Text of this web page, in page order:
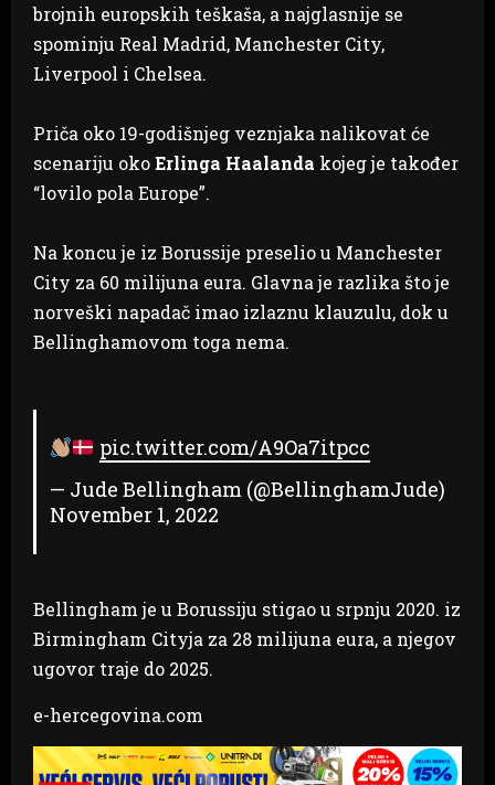
brojnih europskih teškaša, a najglasnije se
spominju Real Madrid, Manchester City,
Liverpool i Chelsea.
Priča oko 19-godišnjeg veznjaka nalikovat će
scenariju okoErlinga Haalanda kojeg je također
“lovilo pola Europe”.
Na koncu je iz Borussije preselio u Manchester
City za 60 milijuna eura. Glavna je razlika što je
norveški napadač imao izlaznu klauzulu, dok u
Bellinghamovom toga nema.
pic.twitter.com/A9Oa7itpcc
— Jude Bellingham (@BellinghamJude)
November 1, 2022
Bellingham je u Borussiju stigao u srpnju 2020. iz
Birmingham Cityja za 28 milijuna eura, a njegov
ugovor traje do 2025.
e-hercegovina.com